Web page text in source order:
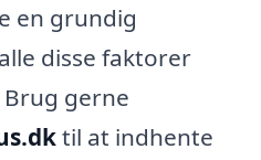
en grundig
disse faktorer
gerne
til at indhente